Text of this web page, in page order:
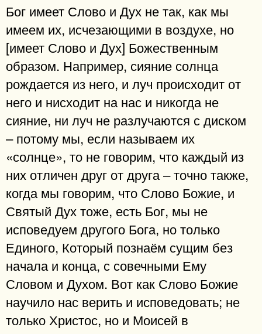
Бог имеет Слово и Дух не так, как мы
имеем их, исчезающими в воздухе, но
[имеет Слово и Дух] Божественным
образом. Например, сияние солнца
рождается из него, и луч происходит от
него и нисходит на нас и никогда не
сияние, ни луч не разлучаются с диском
– потому мы, если называем их
«солнце», то не говорим, что каждый из
них отличен друг от друга – точно также,
когда мы говорим, что Слово Божие, и
Святый Дух тоже, есть Бог, мы не
исповедуем другого Бога, но только
Единого, Который познаём сущим без
начала и конца, с совечными Ему
Словом и Духом. Вот как Слово Божие
научило нас верить и исповедовать; не
только Христос, но и Моисей в